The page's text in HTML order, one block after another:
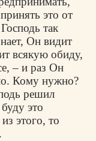
это от
так
Он видит
всякую обиду,
– и раз Он
Кому нужно?
решил
это
этого, то